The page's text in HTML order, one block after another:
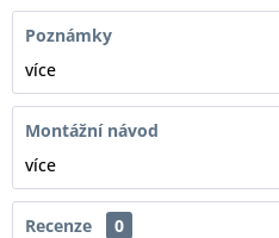
Poznámky
více
Montážní návod
více
Recenze
0